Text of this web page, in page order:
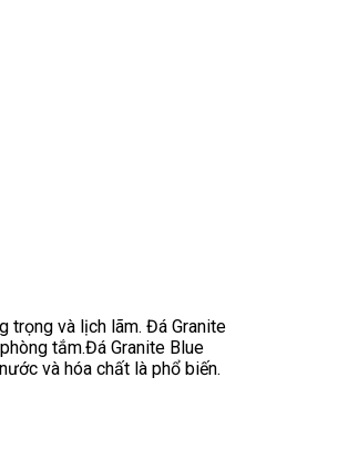
trọng và lịch lãm. Đá Granite
tắm.Đá Granite Blue
và hóa chất là phổ biến.